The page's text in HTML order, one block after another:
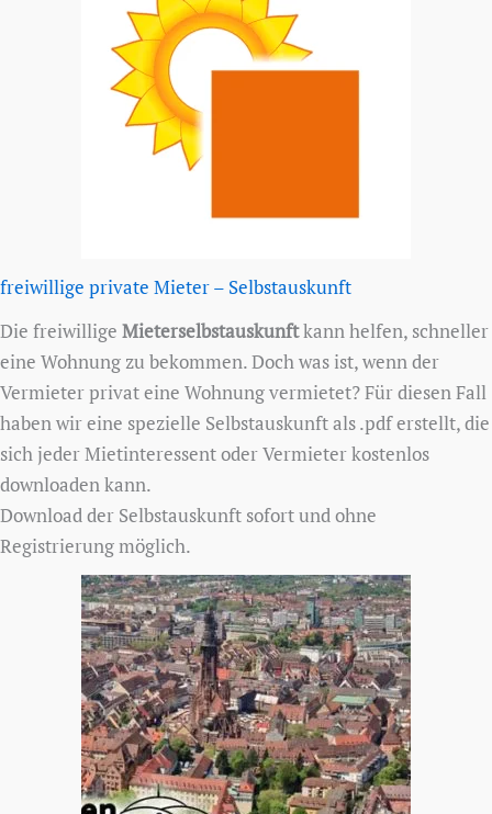
freiwillige private Mieter – Selbstauskunft
Die freiwillige Mieterselbstauskunftkann helfen, schneller
eine Wohnung zu bekommen. Doch was ist, wenn der
Vermieter privat eine Wohnung vermietet? Für diesen Fall
haben wir eine spezielle Selbstauskunft als .pdf erstellt, die
sich jeder Mietinteressent oder Vermieter kostenlos
downloaden kann.
Download der Selbstauskunft sofort und ohne
Registrierung möglich.